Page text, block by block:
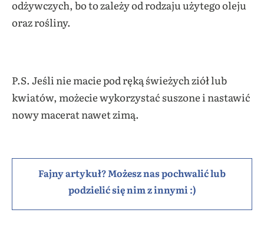
odżywczych, bo to zależy od rodzaju użytego oleju
oraz rośliny.
P.S. Jeśli nie macie pod ręką świeżych ziół lub
kwiatów, możecie wykorzystać suszone i nastawić
nowy macerat nawet zimą.
Fajny artykuł? Możesz nas pochwalić lub
podzielić się nim z innymi :)